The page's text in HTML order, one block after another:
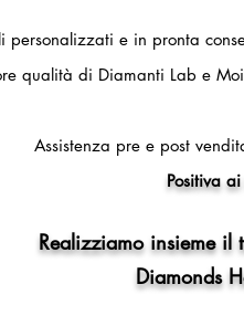
personalizzati e in pronta
qualità di Diamanti Lab e
Assistenza pre e post
Positiva
Realizziamo insieme
Diamonds